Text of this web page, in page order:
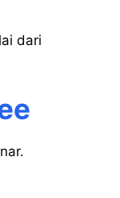
dari